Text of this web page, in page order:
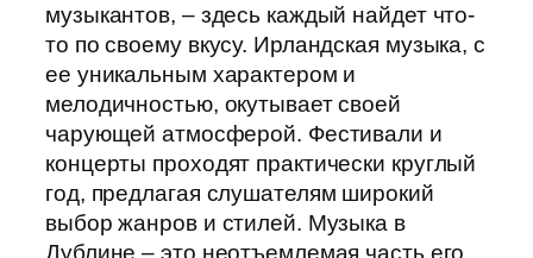
музыкантов, – здесь каждый найдет что-
то по своему вкусу. Ирландская музыка, с
ее уникальным характером и
мелодичностью, окутывает своей
чарующей атмосферой. Фестивали и
концерты проходят практически круглый
год, предлагая слушателям широкий
выбор жанров и стилей. Музыка в
Дублине – это неотъемлемая часть его